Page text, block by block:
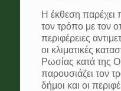
Η έκθεση παρέχει
τον τρόπο με τον
περιφέρειες
οι κλιματικές
Ρωσίας κατά της
παρουσιάζει τον
δήμοι και οι